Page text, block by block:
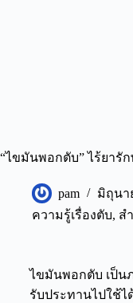
“ไขมันพอกตับ” ไร้ยารั
pam
มิถุนา
ความรู้เรื่องตับ, ส
ไขมันพอกตับ เป็น
รับประทานไปใช้